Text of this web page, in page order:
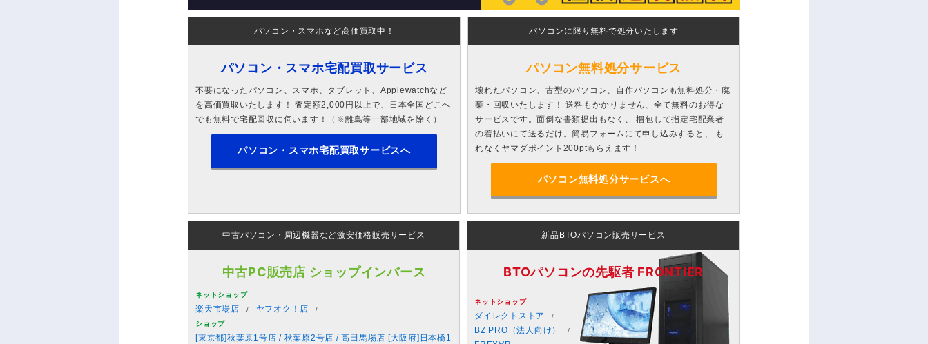
パソコン・スマホなど高価買取中！
パソコン・スマホ宅配買取サービス
不要になったパソコン、スマホ、タブレット、Applewatchなど
を高価買取いたします！ 査定額2,000円以上で、日本全国どこへ
でも無料で宅配回収に伺います！（※離島等一部地域を除く）
パソコン・スマホ宅配買取サービスへ
パソコンに限り無料で処分いたします
パソコン無料処分サービス
壊れたパソコン、古型のパソコン、自作パソコンも無料処分・廃
棄・回収いたします！ 送料もかかりません、全て無料のお得な
サービスです。面倒な書類提出もなく、 梱包して指定宅配業者
の着払いにて送るだけ。簡易フォームにて申し込みすると、 も
れなくヤマダポイント200ptもらえます！
パソコン無料処分サービスへ
中古パソコン・周辺機器など激安価格販売サービス
中古PC販売店 ショップインバース
ネットショップ
楽天市場店 ヤフオク！店
ショップ
[東京都]秋葉原1号店 / 秋葉原2号店 / 高田馬場店 [大阪府]日本橋1
新品BTOパソコン販売サービス
BTOパソコンの先駆者 FRONTIER
ネットショップ
ダイレクトストア
BZ PRO（法人向け）